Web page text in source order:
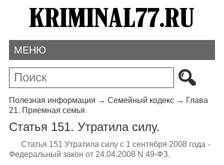
МЕНЮ
Полезная информация → Семейный кодекс→ Глава
21. Приемная семья
Статья 151. Утратила силу.
Статья 151 Утратила силу с 1 сентября 2008 года -
Федеральный закон от 24.04.2008 N 49-ФЗ.